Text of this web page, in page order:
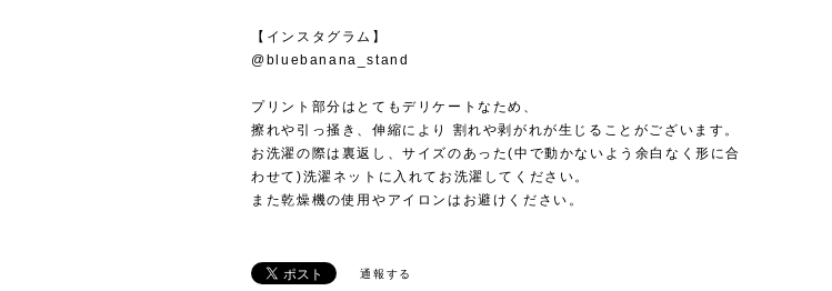
【インスタグラム】
@bluebanana_stand
プリント部分はとてもデリケートなため、
擦れや引っ掻き、伸縮により 割れや剥がれが生じることがございます。
お洗濯の際は裏返し、サイズのあった(中で動かないよう余白なく形に合
わせて)洗濯ネットに入れてお洗濯してください。
また乾燥機の使用やアイロンはお避けください。
通報する